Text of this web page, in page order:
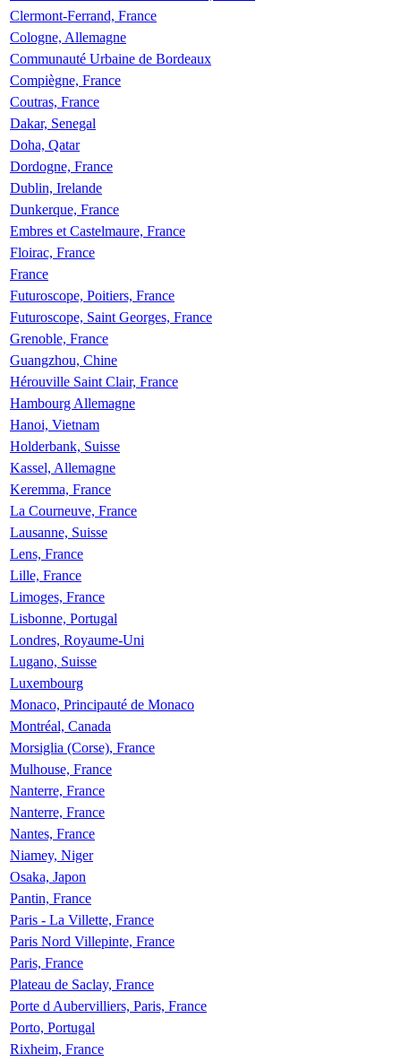
Clermont-Ferrand, France
Cologne, Allemagne
Communauté Urbaine de Bordeaux
Compiègne, France
Coutras, France
Dakar, Senegal
Doha, Qatar
Dordogne, France
Dublin, Irelande
Dunkerque, France
Embres et Castelmaure, France
Floirac, France
France
Futuroscope, Poitiers, France
Futuroscope, Saint Georges, France
Grenoble, France
Guangzhou, Chine
Hérouville Saint Clair, France
Hambourg Allemagne
Hanoi, Vietnam
Holderbank, Suisse
Kassel, Allemagne
Keremma, France
La Courneuve, France
Lausanne, Suisse
Lens, France
Lille, France
Limoges, France
Lisbonne, Portugal
Londres, Royaume-Uni
Lugano, Suisse
Luxembourg
Monaco, Principauté de Monaco
Montréal, Canada
Morsiglia (Corse), France
Mulhouse, France
Nanterre, France
Nanterre, France
Nantes, France
Niamey, Niger
Osaka, Japon
Pantin, France
Paris - La Villette, France
Paris Nord Villepinte, France
Paris, France
Plateau de Saclay, France
Porte d Aubervilliers, Paris, France
Porto, Portugal
Rixheim, France